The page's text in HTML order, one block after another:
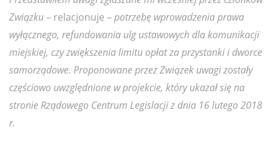
Związku– relacjonuje –potrzebę wprowadzenia prawa
wyłącznego, refundowania ulg ustawowych dla komunikacji
miejskiej, czy zwiększenia limitu opłat za przystanki i dworce
samorządowe. Proponowane przez Związek uwagi zostały
częściowo uwzględnione w projekcie, który ukazał się na
stronie Rządowego Centrum Legislacji z dnia 16 lutego 2018
r.